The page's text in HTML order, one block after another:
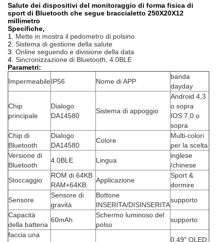
Salute dei dispositivi del monitoraggio di forma fisica di
sport di Bluetooth che segue braccialetto 250X20X12
millimetro
Specifiche,
1. Mette in mostra il pedometro di polsino
2. Sistema di gestione della salute
3. Online seguendo e divisione della data
4. Sincronizzazione di Bluetooth, 4.0BLE
Parametri:
ImpermeabileIP56 Nome di APP
banda
dayday
Chip
principale
Dialogo
DA14580
Sistema di appoggio
Android 4,3
o sopra
IOS 7,0 o
sopra
Chip di
Bluetooth
Dialogo
DA14580
Colore
Multi-colori
per la scelta
Versione di
Bluetooth
4.0BLE Lingua
inglese
/chinese
Stoccaggio
ROM di 64KB
RAM+64KB
Applicazione
Sport &
dormire
Sensore
Sensore di
gravità
Bottone
INSERITA/DISINSERITA
supporto
Capacità
della batteria
60mAh
Schermo luminoso del
polso
supporto
faccia una
0,49" OLED